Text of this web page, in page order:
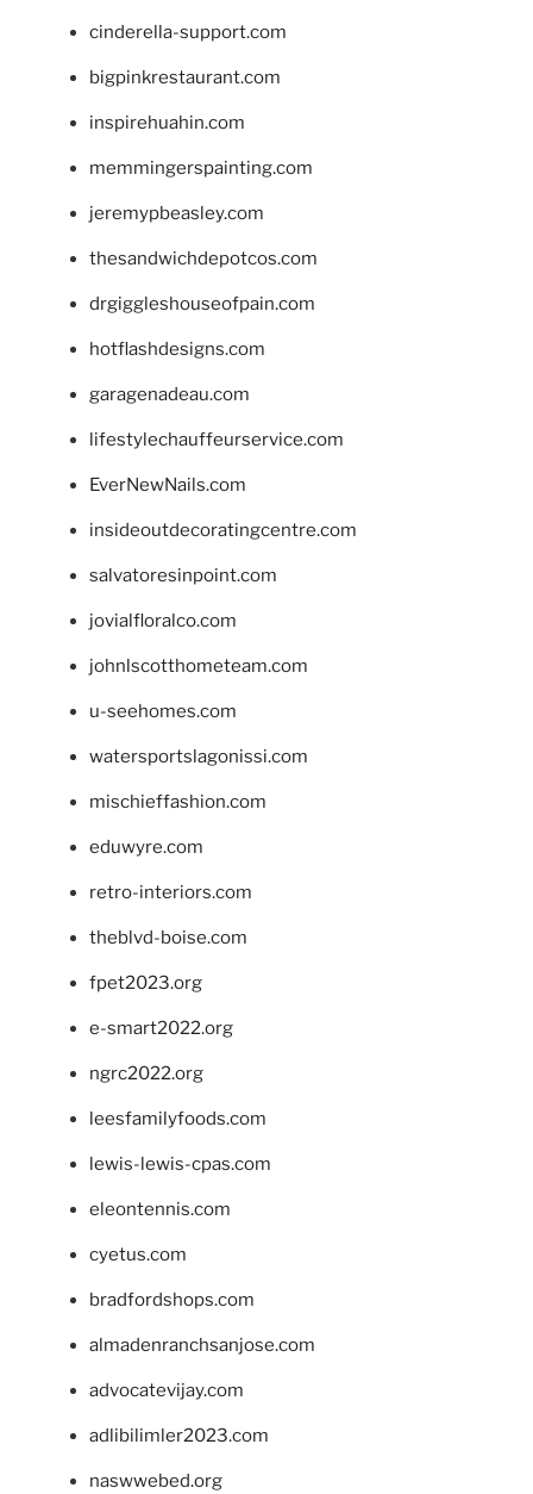
cinderella-support.com
bigpinkrestaurant.com
inspirehuahin.com
memmingerspainting.com
jeremypbeasley.com
thesandwichdepotcos.com
drgiggleshouseofpain.com
hotflashdesigns.com
garagenadeau.com
lifestylechauffeurservice.com
EverNewNails.com
insideoutdecoratingcentre.com
salvatoresinpoint.com
jovialfloralco.com
johnlscotthometeam.com
u-seehomes.com
watersportslagonissi.com
mischieffashion.com
eduwyre.com
retro-interiors.com
theblvd-boise.com
fpet2023.org
e-smart2022.org
ngrc2022.org
leesfamilyfoods.com
lewis-lewis-cpas.com
eleontennis.com
cyetus.com
bradfordshops.com
almadenranchsanjose.com
advocatevijay.com
adlibilimler2023.com
naswwebed.org